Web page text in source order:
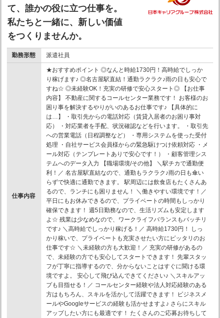
て、誰かの役に立つ仕事を。
私たちと一緒に、新しい価値
をつくりませんか。
勤務形態 派遣社員
仕事内容
★おすすめポイント ◎なんと時給1730円！高時給でしっか
り稼げます♪ ◎名古屋駅直結！通勤ラクラク♪雨の日も安心で
すね☆ ◎未経験OK！充実の研修で安心スタート◎ 【お仕事
内容】 不動産に関するコールセンター業務です！ お客様のお
困り事を解決するやりがいのあるお仕事です♪ 【具体的に
は…】 ・取引先からの電話対応（賃貸入居者のお困り事対
応） ・対応業者を手配、状況確認などを行います。 ・取引先
への営業電話（日程調整など） ・専用システムを使った受付
処理 ・自社サービス会員様からの緊急駆けつけ依頼対応 ・メ
ール対応（テンプレートありで安心です！） ・顧客管理シス
テムへのデータ入力 【職場環境/その他】 ＼駅チカで通勤便
利！／ 名古屋駅直結なので、通勤もラクラク♪雨の日も傘い
らずで快適に通勤できます。 駅周辺には飲食店もたくさんあ
るので、ランチにも困りません！ ＼働きやすい環境です！／
平日にもお休みできるので、プライベートの時間もしっかり
確保できます！ 週5日勤務なので、生活リズムも安定します
よ☆ 残業は少なめなので、ワークライフバランスもバッチリ
です♪ ＼高時給でしっかり稼げる！／ 高時給1730円！ しっ
かり稼いで、プライベートも充実させたい方にピッタリのお
仕事です☆ ＼未経験の方も大歓迎！／ 充実の研修があるの
で、未経験の方でも安心してスタートできます！ 先輩スタッ
フが丁寧に指導するので、分からないことはすぐに聞ける環
境ですよ。 安心して飛び込んできてください♪ ＼スキルアッ
プも目指せる！／ コールセンター経験や法人対応経験のある
方はもちろん、スキルを活かして活躍できます！ ビジネスメ
ールやGoogleサービスの経験も活かせますよ♪ さらにスキル
アップしたい方にも最適です！ たくさんのご応募お待ちして